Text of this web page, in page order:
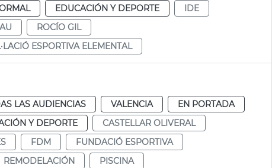
EDUCACIÓN Y DEPORTE
IDE
ROCÍO GIL
ESPORTIVA ELEMENTAL
LAS AUDIENCIAS VALENCIA
EN PORTADA
Y DEPORTE
CASTELLAR OLIVERAL
FDM
FUNDACIÓ ESPORTIVA
REMODELACIÓN
PISCINA